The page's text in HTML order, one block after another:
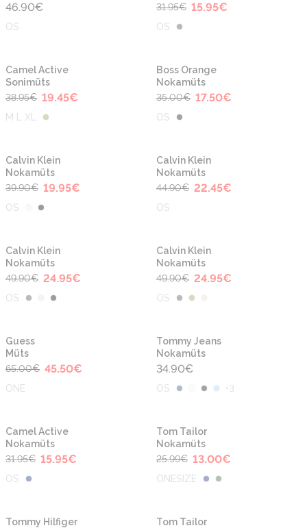
46.90€
OS
31.95€ 15.95€
OS
-50%
Camel Active
Sonimüts
38.95€ 19.45€
M L XL
-50%
Boss Orange
Nokamüts
35.00€ 17.50€
OS
-50%
Calvin Klein
Nokamüts
39.90€ 19.95€
OS
-50%
Calvin Klein
Nokamüts
44.90€ 22.45€
OS
-50%
Calvin Klein
Nokamüts
49.90€ 24.95€
OS
-50%
Calvin Klein
Nokamüts
49.90€ 24.95€
OS
Guess
Müts
65.00€ 45.50€
ONE
Tommy Jeans
Nokamüts
34.90€
OS +3
-50%
Camel Active
Nokamüts
31.95€ 15.95€
OS
-50%
Tom Tailor
Nokamüts
25.99€ 13.00€
ONESIZE
-50%
Tommy Hilfiger
-30%
Tom Tailor